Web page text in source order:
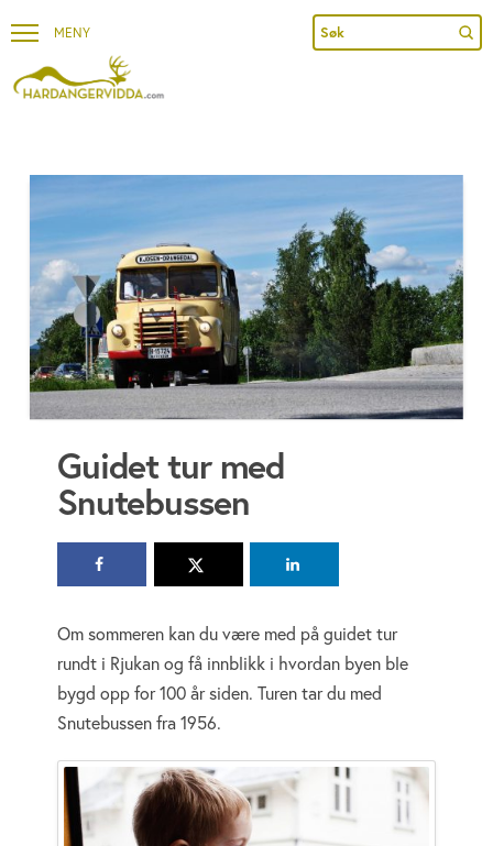
Search
Guidet tur med
Snutebussen
Om sommeren kan du være med på guidet tur
rundt i Rjukan og få innblikk i hvordan byen ble
bygd opp for 100 år siden. Turen tar du med
Snutebussen fra 1956.